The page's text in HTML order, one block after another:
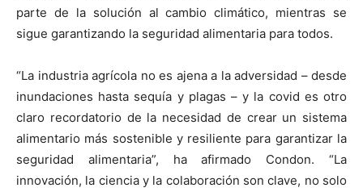
parte de la solución al cambio climático, mientras se
sigue garantizando la seguridad alimentaria para todos.
“La industria agrícola no es ajena a la adversidad – desde
inundaciones hasta sequía y plagas – y la covid es otro
claro recordatorio de la necesidad de crear un sistema
alimentario más sostenible y resiliente para garantizar la
seguridad alimentaria”, ha afirmado Condon. “La
innovación, la ciencia y la colaboración son clave, no solo